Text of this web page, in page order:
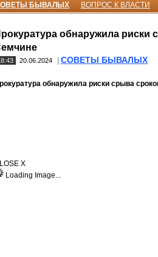
БЫВАЛЫХ ВОПРОС К ВЛАСТИ
обнаружила риски
20.06.2024 СОВЕТЫ БЫВАЛЫХ
обнаружила риски срыва
X
Loading Image...